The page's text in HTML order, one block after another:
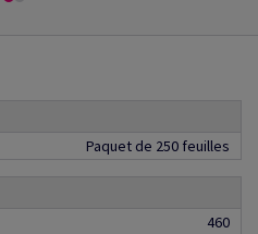
Paquet de 250 feuilles
460